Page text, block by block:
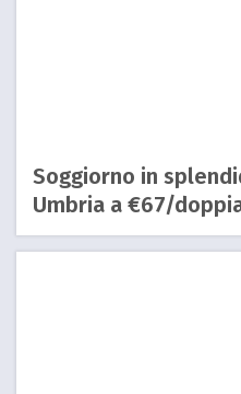
Soggiorno in
Umbria a €67/